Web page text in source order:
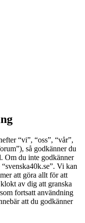
“vi”, “oss”, “vår”,
så godkänner du
Om du inte godkänner
Vi kan
att göra allt för att
av dig att granska
fortsatt användning
att du godkänner